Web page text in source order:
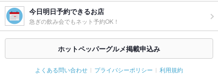
今日明日予約できるお店
急ぎの飲み会でもネット予約OK！
ホットペッパーグルメ掲載申込み
よくある問い合わせ プライバシーポリシー 利用規約